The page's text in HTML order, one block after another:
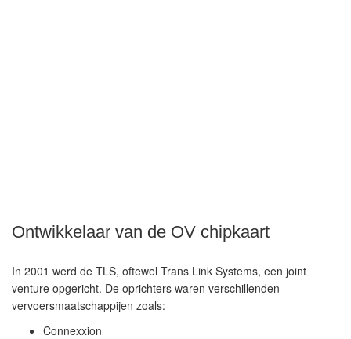
Ontwikkelaar van de OV chipkaart
In 2001 werd de TLS, oftewel Trans Link Systems, een joint
venture opgericht. De oprichters waren verschillenden
vervoersmaatschappijen zoals:
Connexxion